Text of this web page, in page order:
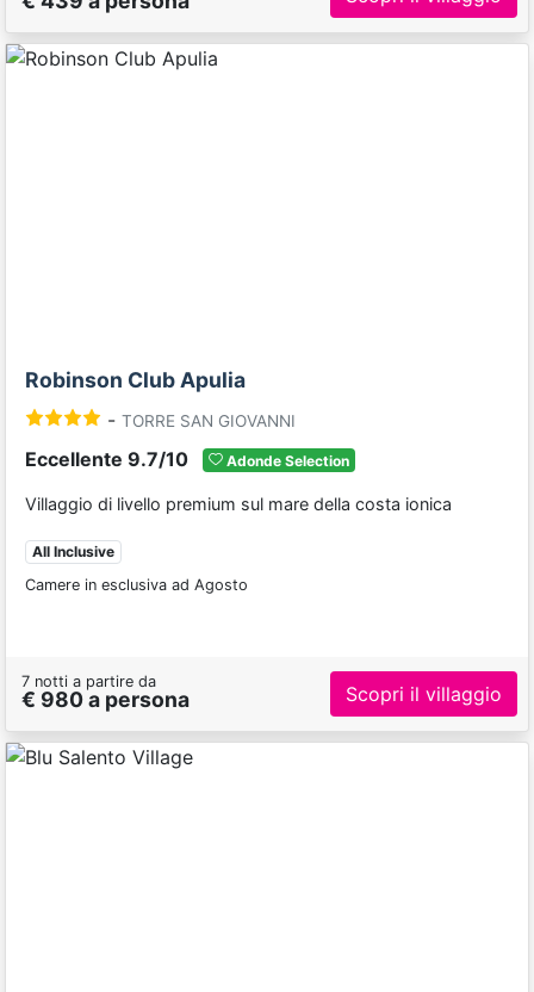
Robinson Club Apulia
- TORRE SAN GIOVANNI
Eccellente 9.7/10 Adonde Selection
Villaggio di livello premium sul mare della costa ionica
All Inclusive
Camere in esclusiva ad Agosto
7 notti a partire da
€ 980 a persona Scopri il villaggio